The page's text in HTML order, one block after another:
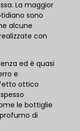
La maggior
sono
alcune
con
ed è quasi
e
ottico
le bottiglie
di